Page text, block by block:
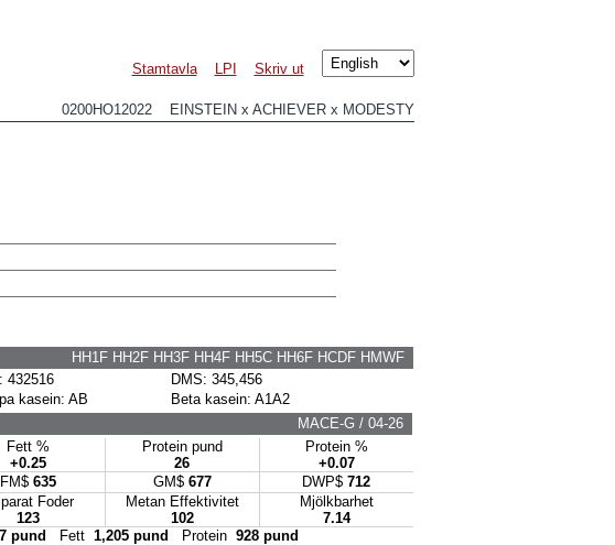
Stamtavla LPI Skriv ut
0200HO12022 EINSTEIN x ACHIEVER x MODESTY
HH1F HH2F HH3F HH4F HH5C HH6F HCDF HMWF
432516
DMS: 345,456
kasein: AB
Beta kasein: A1A2
MACE-G / 04-26
Fett %
+0.25
Protein pund
26
Protein %
+0.07
FM$ 635 GM$ 677 DWP$ 712
Foder
123
Metan Effektivitet
102
Mjölkbarhet
7.14
pund Fett 1,205 pund Protein 928 pund